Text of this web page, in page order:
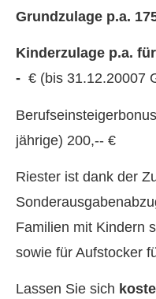
Grundzulage p.a.
Kinderzulage p.a.
- € (bis 31.12.20007
jährige) 200,-- €
Riester ist dank der
Familien mit Kindern
sowie für Aufstocker
Lassen Sie sich